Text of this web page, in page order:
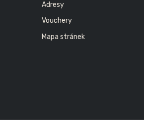
Adresy
Vouchery
Mapa stránek